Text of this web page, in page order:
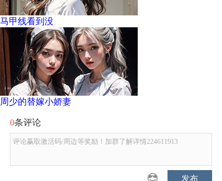
马甲线看到没
周少的替嫁小娇妻
0条评论
评论赢取激活码/周边等奖励！加群了解详情224611913
发布